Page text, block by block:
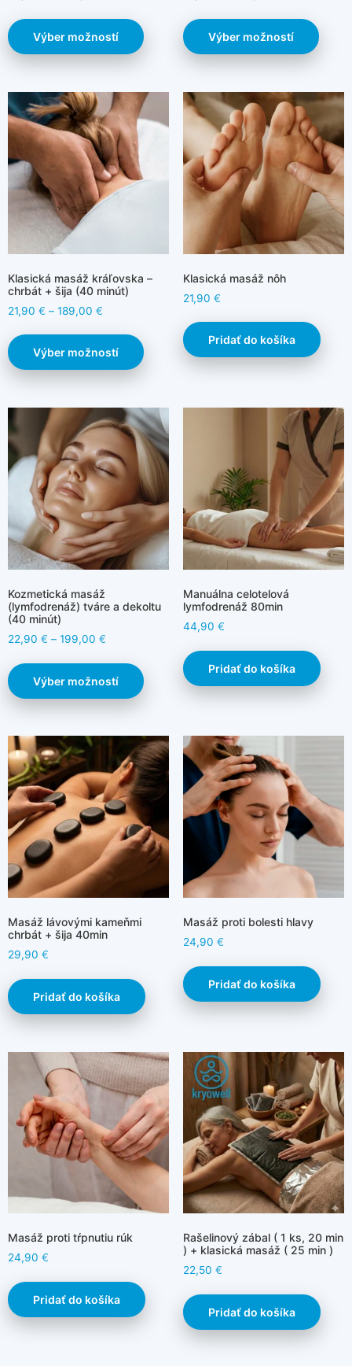
Výber možností Výber možností
Klasická masáž kráľovska –
chrbát + šija (40 minút)
21,90 € – 189,00 €
Výber možností
Klasická masáž nôh
21,90 €
Pridať do košíka
Kozmetická masáž
(lymfodrenáž) tváre a dekoltu
(40 minút)
22,90 € – 199,00 €
Výber možností
Manuálna celotelová
lymfodrenáž 80min
44,90 €
Pridať do košíka
Masáž lávovými kameňmi
chrbát + šija 40min
29,90 €
Pridať do košíka
Masáž proti bolesti hlavy
24,90 €
Pridať do košíka
Masáž proti tŕpnutiu rúk
24,90 €
Pridať do košíka
Rašelinový zábal ( 1 ks, 20 min
) + klasická masáž ( 25 min )
22,50 €
Pridať do košíka